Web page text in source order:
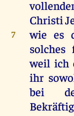
Christi
7
wie es
weil ich
ihr
bei